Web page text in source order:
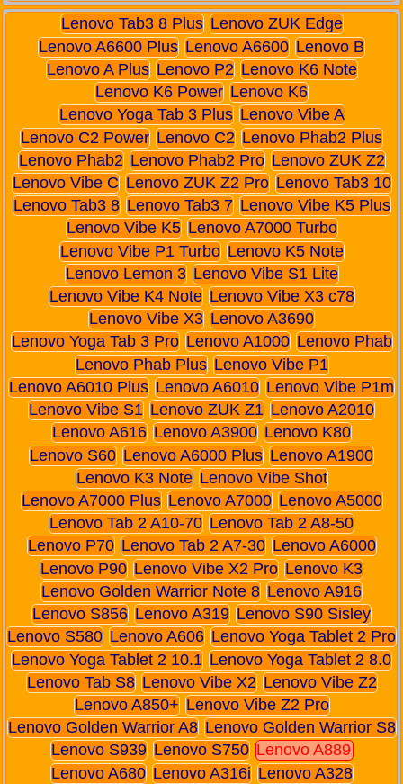
Lenovo Tab3 8 Plus Lenovo ZUK Edge
Lenovo A6600 Plus Lenovo A6600 Lenovo B
Lenovo A Plus Lenovo P2 Lenovo K6 Note
Lenovo K6 Power Lenovo K6
Lenovo Yoga Tab 3 Plus Lenovo Vibe A
Lenovo C2 Power Lenovo C2 Lenovo Phab2 Plus
Lenovo Phab2 Lenovo Phab2 Pro Lenovo ZUK Z2
Lenovo Vibe C Lenovo ZUK Z2 Pro Lenovo Tab3 10
Lenovo Tab3 8 Lenovo Tab3 7 Lenovo Vibe K5 Plus
Lenovo Vibe K5 Lenovo A7000 Turbo
Lenovo Vibe P1 Turbo Lenovo K5 Note
Lenovo Lemon 3 Lenovo Vibe S1 Lite
Lenovo Vibe K4 Note Lenovo Vibe X3 c78
Lenovo Vibe X3 Lenovo A3690
Lenovo Yoga Tab 3 Pro Lenovo A1000 Lenovo Phab
Lenovo Phab Plus Lenovo Vibe P1
Lenovo A6010 Plus Lenovo A6010 Lenovo Vibe P1m
Lenovo Vibe S1 Lenovo ZUK Z1 Lenovo A2010
Lenovo A616 Lenovo A3900 Lenovo K80
Lenovo S60 Lenovo A6000 Plus Lenovo A1900
Lenovo K3 Note Lenovo Vibe Shot
Lenovo A7000 Plus Lenovo A7000 Lenovo A5000
Lenovo Tab 2 A10-70 Lenovo Tab 2 A8-50
Lenovo P70 Lenovo Tab 2 A7-30 Lenovo A6000
Lenovo P90 Lenovo Vibe X2 Pro Lenovo K3
Lenovo Golden Warrior Note 8 Lenovo A916
Lenovo S856 Lenovo A319 Lenovo S90 Sisley
Lenovo S580 Lenovo A606 Lenovo Yoga Tablet 2 Pro
Lenovo Yoga Tablet 2 10.1 Lenovo Yoga Tablet 2 8.0
Lenovo Tab S8 Lenovo Vibe X2 Lenovo Vibe Z2
Lenovo A850+ Lenovo Vibe Z2 Pro
Lenovo Golden Warrior A8 Lenovo Golden Warrior S8
Lenovo S939 Lenovo S750 Lenovo A889
Lenovo A680 Lenovo A316i Lenovo A328